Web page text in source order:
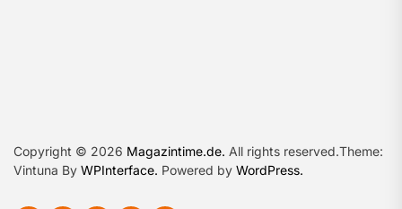
Copyright © 2026 Magazintime.de. All rights reserved.Theme:
Vintuna By WPInterface. Powered by WordPress.